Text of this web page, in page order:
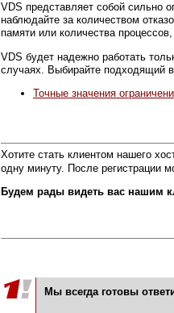
VDS представляет собой сильно
наблюдайте за количеством
памяти или количества
VDS будет надежно работать
случаях. Выбирайте подходящий
Точные значения
Хотите стать клиентом нашего
одну минуту. После регистрации
Будем рады видеть вас нашим
Мы всегда готовы